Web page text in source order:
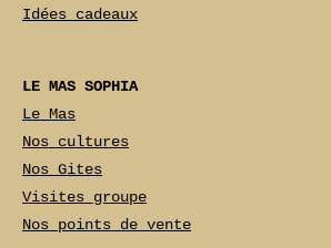
Idées cadeaux
LE MAS SOPHIA
Le Mas
Nos cultures
Nos Gites
Visites groupe
Nos points de vente